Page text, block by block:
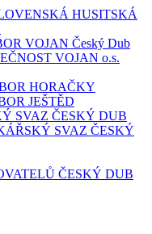
HUSITSKÁ
VOJAN Český Dub
VOJAN o.s.
HORAČKY
JEŠTĚD
SVAZ ČESKÝ DUB
SVAZ ČESKÝ
ČESKÝ DUB